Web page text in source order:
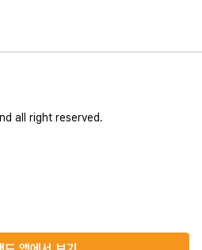
all right reserved.